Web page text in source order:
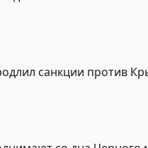
санкции против